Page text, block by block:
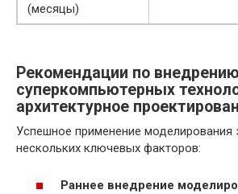
(месяцы)
Рекомендации по внедрению
суперкомпьютерных
архитектурное
Успешное применение моделирования
нескольких ключевых факторов:
Раннее внедрение